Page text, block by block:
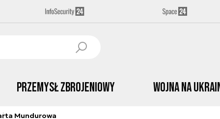
Przemysł Zbrojeniowy Wojna na
Mundurowa